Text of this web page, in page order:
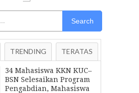
Search
TRENDING TERATAS
34 Mahasiswa KKN KUC–
BSN Selesaikan Program
Pengabdian, Mahasiswa